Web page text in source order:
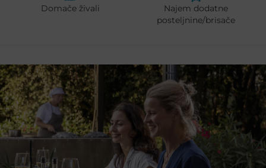
Domače živali
Najem dodatne
posteljnine/brisače